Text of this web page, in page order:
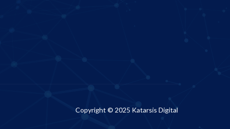
Copyright © 2025 Katarsis Digital